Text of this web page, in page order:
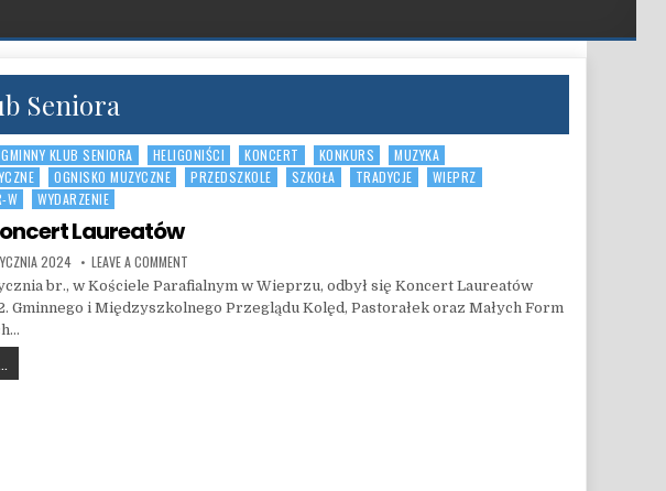
Seniora
GMINNY KLUB SENIORA HELIGONIŚCI KONCERT KONKURS
MUZYKA
OGNISKO MUZYCZNE PRZEDSZKOLE SZKOŁA TRADYCJE
WIEPRZ
W
WYDARZENIE
Laureatów
DATE:
2024 LEAVE A COMMENT
br., w Kościele Parafialnym w Wieprzu, odbył się Koncert Laureatów
Gminnego i Międzyszkolnego Przeglądu Kolęd, Pastorałek oraz Małych Form